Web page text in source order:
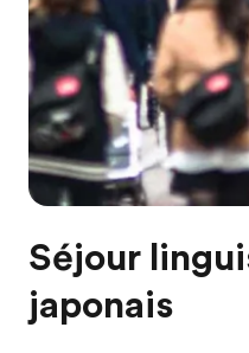
Qui sommes-nous ?
EF recrute
Rejoignez nos équipes
Séjour
japonais